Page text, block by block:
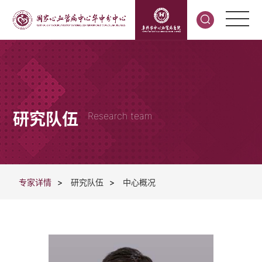
研究队伍 Research team
专家详情 > 研究队伍 > 中心概况